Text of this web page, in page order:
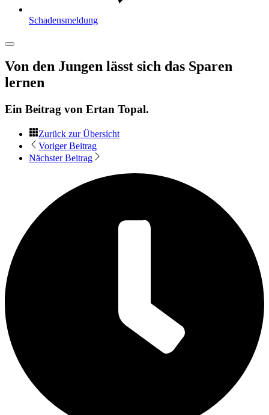
Schadensmeldung
Von den Jungen lässt sich das Sparen
lernen
Ein Beitrag von Ertan Topal.
Zurück zur Übersicht
Voriger Beitrag
Nächster Beitrag